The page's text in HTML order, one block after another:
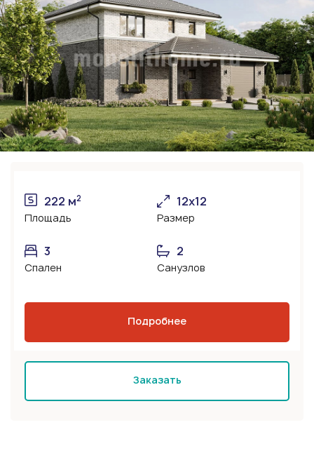
222 м2
Площадь
12х12
Размер
3
Спален
2
Санузлов
Подробнее
Заказать